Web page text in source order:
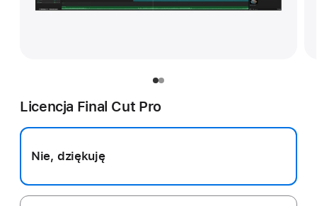
Licencja Final Cut Pro
Nie, dziękuję